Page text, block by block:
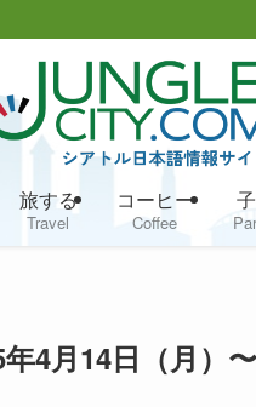
旅する
Travel
コーヒー
Coffee
4月14日（月）